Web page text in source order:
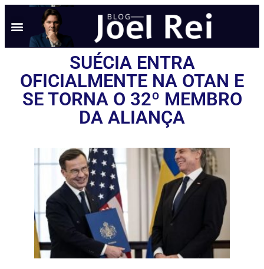
SUÉCIA ENTRA
OFICIALMENTE NA OTAN E
SE TORNA O 32º MEMBRO
DA ALIANÇA